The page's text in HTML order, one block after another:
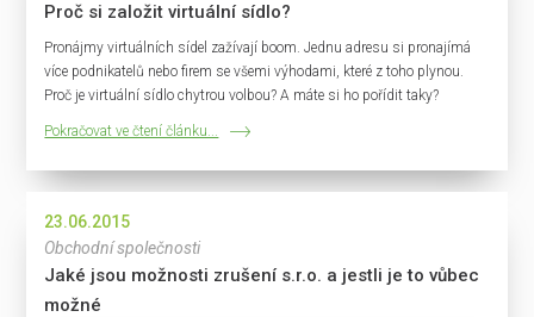
Proč si založit virtuální sídlo?
Pronájmy virtuálních sídel zažívají boom. Jednu adresu si pronajímá
více podnikatelů nebo firem se všemi výhodami, které z toho plynou.
Proč je virtuální sídlo chytrou volbou? A máte si ho pořídit taky?
Pokračovat ve čtení článku...
23.06.2015
Obchodní společnosti
Jaké jsou možnosti zrušení s.r.o. a jestli je to vůbec
možné